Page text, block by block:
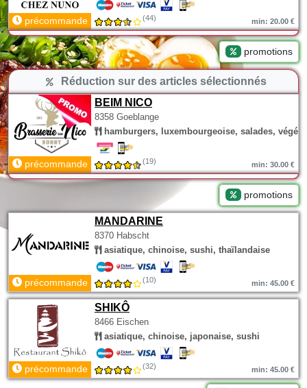
précommande (44) min: 20.00 €
promotions
Réduction sur des articles sélectionnés
BEIM NICO
8358 Goeblange
hamburgers, luxembourgeoise, salades,
précommande (19) min: 30.00 €
promotions
MANDARINE
8370 Habscht
asiatique, chinoise, sushi, thaïlandaise
précommande (10) min: 45.00 €
SHIKÔ
8466 Eischen
asiatique, chinoise, japonaise, sushi
précommande (32) min: 45.00 €